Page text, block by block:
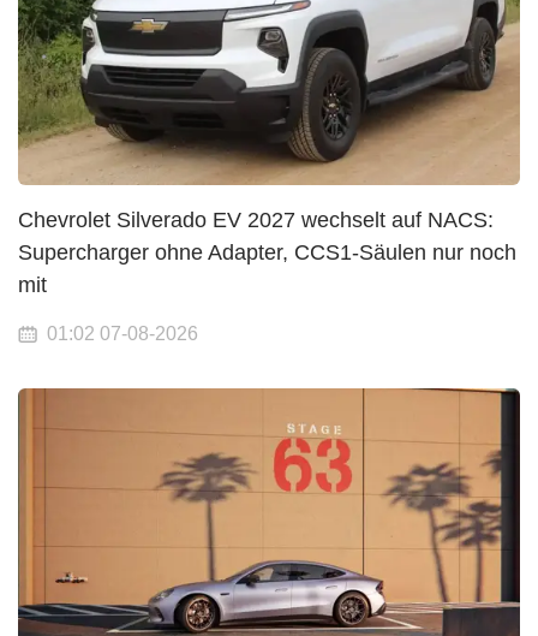
Chevrolet Silverado EV 2027 wechselt auf NACS:
Supercharger ohne Adapter, CCS1-Säulen nur noch
mit
01:02 07-08-2026